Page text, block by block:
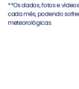
**Os dados, fotos e
cada mês, podendo
meteorológicas.